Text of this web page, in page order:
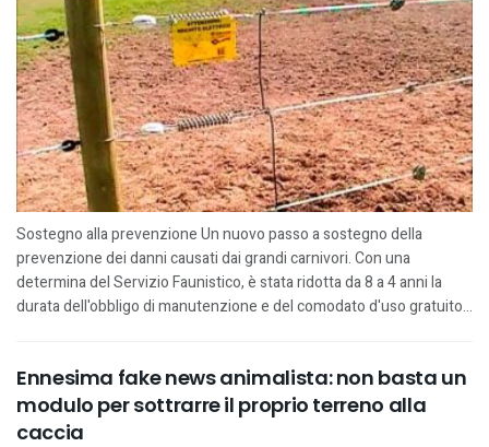
Sostegno alla prevenzione Un nuovo passo a sostegno della
prevenzione dei danni causati dai grandi carnivori. Con una
determina del Servizio Faunistico, è stata ridotta da 8 a 4 anni la
durata dell'obbligo di manutenzione e del comodato d'uso gratuito...
Ennesima fake news animalista: non basta un
modulo per sottrarre il proprio terreno alla
caccia